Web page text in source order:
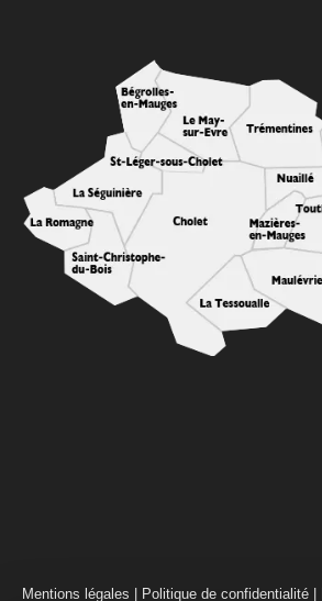
Mentions légales Politique de confidentialité